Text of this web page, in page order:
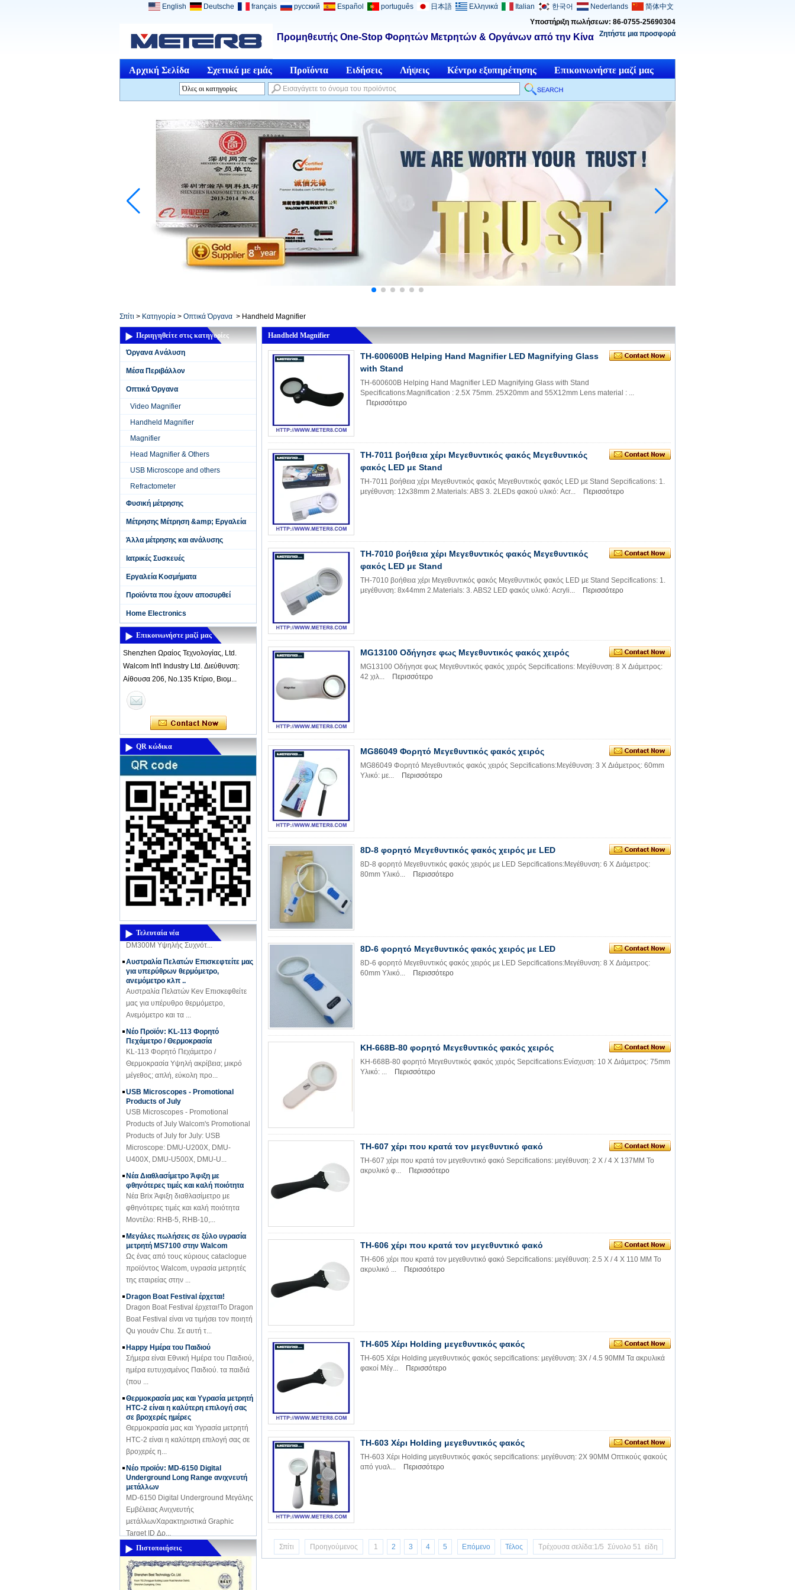
Προμηθευτής One-Stop Φορητών Μετρητών & Οργάνων από την Κίνα
Υποστήριξη πωλήσεων: 86-0755-25690304
Ζητήστε μια προσφορά
English Deutsche français русский Español português 日本語 Ελληνικά Italian 한국어 Nederlands 简体中文
Αρχική Σελίδα Σχετικά με εμάς Προϊόντα Ειδήσεις Λήψεις Κέντρο εξυπηρέτησης Επικοινωνήστε μαζί μας
Όλες οι κατηγορίες
Όργανα ΑνάλυσηL
Μέσα ΠεριβάλλονL
Οπτικά ΌργαναL
Φυσική μέτρησηςL
Μέτρησης Μέτρηση
&amp; ΕργαλείαL
Άλλα μέτρησης και
ανάλυσηςL
Ιατρικές ΣυσκευέςL
Εργαλεία ΚοσμήματαL
Προϊόντα που έχουν
αποσυρθείL
Σπίτι > Κατηγορία > Οπτικά Όργανα > Handheld Magnifier
Περιηγηθείτε στις κατηγορίες
Όργανα Ανάλυση
Μέσα Περιβάλλον
Οπτικά Όργανα
Video Magnifier
Handheld Magnifier
Magnifier
Head Magnifier & Others
USB Microscope and others
Refractometer
Φυσική μέτρησης
Μέτρησης Μέτρηση &amp; Εργαλεία
Άλλα μέτρησης και ανάλυσης
Ιατρικές Συσκευές
Εργαλεία Κοσμήματα
Προϊόντα που έχουν αποσυρθεί
Home Electronics
Επικοινωνήστε μαζί μας
Shenzhen Ωραίος Τεχνολογίας, Ltd.
Walcom Int'l Industry Ltd. Διεύθυνση:
Αίθουσα 206, Νο.135 Κτίριο, Βιομ...
QR κώδικα
Τελευταία νέα
Ένα ισχυρό Νέο Προϊόν Coming -
υψηλής συχνότητας Μετρητής
υγρασίας DM300M
υψηλής συχνότητας Μετρητής υγρασίας
DM300M Υψηλής Συχνότ...
για υπερύθρων θερμόμετρο,
ανεμόμετρο κλπ ..
Αυστραλία Πελατών Kev Επισκεφθείτε
μας για υπέρυθρο θερμόμετρο,
Ανεμόμετρο και τα ...
Πεχάμετρο / Θερμοκρασία
KL-113 Φορητό Πεχάμετρο /
Θερμοκρασία Υψηλή ακρίβεια; μικρό
μέγεθος; απλή, εύκολη προ...
Products of July
USB Microscopes - Promotional
Products of July Walcom's Promotional
Products of July for July: USB
Microscope: DMU-U200X, DMU-
U400X, DMU-U500X, DMU-U...
φθηνότερες τιμές και καλή ποιότητα
Νέα Brix Άφιξη διαθλασίμετρο με
φθηνότερες τιμές και καλή ποιότητα
Μοντέλο: RHB-5, RHB-10,...
μετρητή MS7100 στην Walcom
Ως ένας από τους κύριους cataclogue
προϊόντος Walcom, υγρασία μετρητές
της εταιρείας στην ...
Dragon Boat Festival έρχεται!Το Dragon
Boat Festival είναι να τιμήσει τον ποιητή
Qu γιουάν Chu. Σε αυτή τ...
Σήμερα είναι Εθνική Ημέρα του Παιδιού,
ημέρα ευτυχισμένος Παιδιού. τα παιδιά
(που ...
HTC-2 είναι η καλύτερη επιλογή σας
σε βροχερές ημέρες
Θερμοκρασία μας και Υγρασία μετρητή
HTC-2 είναι η καλύτερη επιλογή σας σε
βροχερές η...
Underground Long Range ανιχνευτή
μετάλλων
MD-6150 Digital Underground Μεγάλης
Εμβέλειας Ανιχνευτής
μετάλλωνΧαρακτηριστικά Graphic
Target ID Δρ...
Thermal imaging camera
Display:2.8" color display
Resolutiuon:60x60 Thermal
sensitivity:0.15'C Temperature
range:-20'C~300'C(-4'F- 572'F)
Πιστοποιήσεις
Handheld Magnifier
TH-600600B Helping Hand Magnifier LED Magnifying Glass
with Stand
TH-600600B Helping Hand Magnifier LED Magnifying Glass with Stand
Specifications:Magnification : 2.5X 75mm. 25X20mm and 55X12mm Lens material : ...
Περισσότερο
TH-7011 βοήθεια χέρι Μεγεθυντικός φακός Μεγεθυντικός
φακός LED με Stand
TH-7011 βοήθεια χέρι Μεγεθυντικός φακός Μεγεθυντικός φακός LED με Stand Sepcifications: 1.
μεγέθυνση: 12x38mm 2.Materials: ABS 3. 2LEDs φακού υλικό: Acr...
Περισσότερο
TH-7010 βοήθεια χέρι Μεγεθυντικός φακός Μεγεθυντικός
φακός LED με Stand
TH-7010 βοήθεια χέρι Μεγεθυντικός φακός Μεγεθυντικός φακός LED με Stand Sepcifications: 1.
μεγέθυνση: 8x44mm 2.Materials: 3. ABS2 LED φακός υλικό: Acryli...
Περισσότερο
MG13100 Οδήγησε φως Μεγεθυντικός φακός χειρός
MG13100 Οδήγησε φως Μεγεθυντικός φακός χειρός Sepcifications: Μεγέθυνση: 8 X Διάμετρος:
42 χιλ...
Περισσότερο
MG86049 Φορητό Μεγεθυντικός φακός χειρός
MG86049 Φορητό Μεγεθυντικός φακός χειρός Sepcifications:Μεγέθυνση: 3 X Διάμετρος: 60mm
Υλικό: με...
Περισσότερο
8D-8 φορητό Μεγεθυντικός φακός χειρός με LED
8D-8 φορητό Μεγεθυντικός φακός χειρός με LED Sepcifications:Μεγέθυνση: 6 X Διάμετρος:
80mm Υλικό...
Περισσότερο
8D-6 φορητό Μεγεθυντικός φακός χειρός με LED
8D-6 φορητό Μεγεθυντικός φακός χειρός με LED Sepcifications:Μεγέθυνση: 8 X Διάμετρος:
60mm Υλικό...
Περισσότερο
ΚΗ-668B-80 φορητό Μεγεθυντικός φακός χειρός
ΚΗ-668B-80 φορητό Μεγεθυντικός φακός χειρός Sepcifications:Ενίσχυση: 10 X Διάμετρος: 75mm
Υλικό: ...
Περισσότερο
TH-607 χέρι που κρατά τον μεγεθυντικό φακό
TH-607 χέρι που κρατά τον μεγεθυντικό φακό Sepcifications: μεγέθυνση: 2 X / 4 X 137MM Το
ακρυλικό φ...
Περισσότερο
TH-606 χέρι που κρατά τον μεγεθυντικό φακό
TH-606 χέρι που κρατά τον μεγεθυντικό φακό Sepcifications: μεγέθυνση: 2.5 X / 4 X 110 MM Το
ακρυλικό ...
Περισσότερο
TH-605 Χέρι Holding μεγεθυντικός φακός
TH-605 Χέρι Holding μεγεθυντικός φακός sepcifications: μεγέθυνση: 3X / 4.5 90MM Τα ακρυλικά
φακοί Μέγ...
Περισσότερο
TH-603 Χέρι Holding μεγεθυντικός φακός
TH-603 Χέρι Holding μεγεθυντικός φακός sepcifications: μεγέθυνση: 2X 90MM Οπτικούς φακούς
από γυαλ...
Περισσότερο
Σπίτι Προηγούμενος 1 2 3 4 5 Επόμενο Τέλος Τρέχουσα σελίδα:1/5 Σύνολο 51 είδη